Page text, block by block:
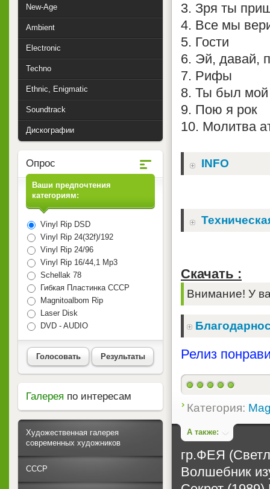
3. Зря ты
4. Все мы
5. Гости
6. Эй, давай,
7. Рифы
8. Ты был мой
9. Пою я рок
10. Молитва
INFO
Скачать :
Внимание! У
Релиз
Категория:
А также:
гр.ФЕЯ
Волшебник
New-Age
Ambient
Electronic
Techno
Ethnic, Enigmatic
Soundtrack
Дискографии
Опрос
Ваши предпочтения
категориям:
Vinyl Rip DSD
Vinyl Rip 24(32f)/192
Vinyl Rip 24/96
Vinyl Rip 16/44,1 Mp3
Schellak 78
Гибкая Пластинка СССР
Magnitoalbom Rip
Laser Disk
DVD - AUDIO
Голосовать Результаты
Галерея по интересам
Художественная галерея
современных художников
СССР